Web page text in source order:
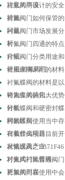
注意的事项
衬氟阀门设计的安全
措施
衬氟阀门如何保管的
问题
衬氟阀门市场发展分
析
衬氟阀门四通的特点
介绍
衬氟阀门分类用途和
使用,衬氟阀门…
衬氟蝶阀采用的材料
衬氟蝶阀的材料是以
铬为主的碳化…
衬氟蝶阀的四大优势
分析
衬氟蝶阀和硬密封蝶
阀的区别
衬氟蝶阀使用当中存
在着什么问题…
衬氟蝶阀项目目前开
发情况及产业…
衬氟蝶阀之D371F46
对夹式衬氟蝶阀…
衬氟阀门比普通阀门
更加的耐腐
衬氟阀门在使用中会